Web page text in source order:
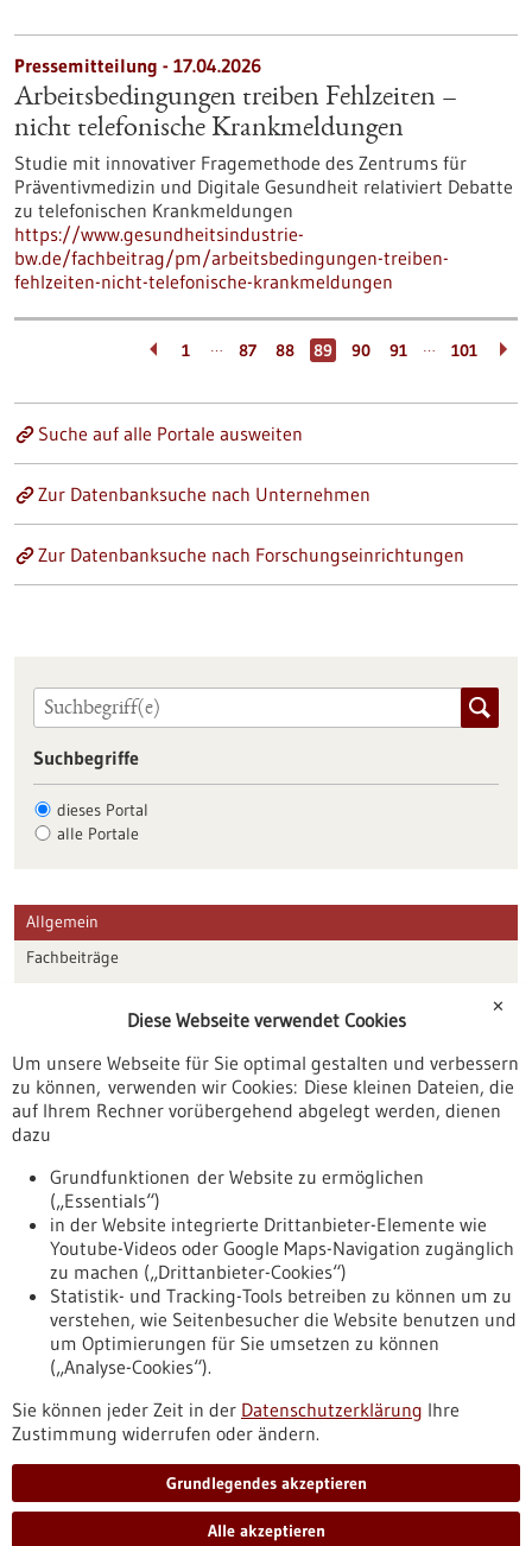
Pressemitteilung - 17.04.2026
Arbeitsbedingungen treiben Fehlzeiten –
nicht telefonische Krankmeldungen
Studie mit innovativer Fragemethode des Zentrums für
Präventivmedizin und Digitale Gesundheit relativiert Debatte
zu telefonischen Krankmeldungen
https://www.gesundheitsindustrie-
bw.de/fachbeitrag/pm/arbeitsbedingungen-treiben-
fehlzeiten-nicht-telefonische-krankmeldungen
1 … 87 88 89 90 91 … 101
Suche auf alle Portale ausweiten
Zur Datenbanksuche nach Unternehmen
Zur Datenbanksuche nach Forschungseinrichtungen
Suchbegriffe
dieses Portal
alle Portale
Allgemein
Fachbeiträge
Veranstaltungen
Erscheinungsdatum
Nach oben
Informiert bleiben
Newsletter abonnieren
✕
Diese Webseite verwendet Cookies
Um unsere Webseite für Sie optimal gestalten und verbessern
zu können, verwenden wir Cookies: Diese kleinen Dateien, die
auf Ihrem Rechner vorübergehend abgelegt werden, dienen
dazu
Grundfunktionen der Website zu ermöglichen
(„Essentials“)
in der Website integrierte Drittanbieter-Elemente wie
Youtube-Videos oder Google Maps-Navigation zugänglich
zu machen („Drittanbieter-Cookies“)
Statistik- und Tracking-Tools betreiben zu können um zu
verstehen, wie Seitenbesucher die Website benutzen und
um Optimierungen für Sie umsetzen zu können
(„Analyse-Cookies“).
Sie können jeder Zeit in der Datenschutzerklärung Ihre
Zustimmung widerrufen oder ändern.
Grundlegendes akzeptieren
Alle akzeptieren